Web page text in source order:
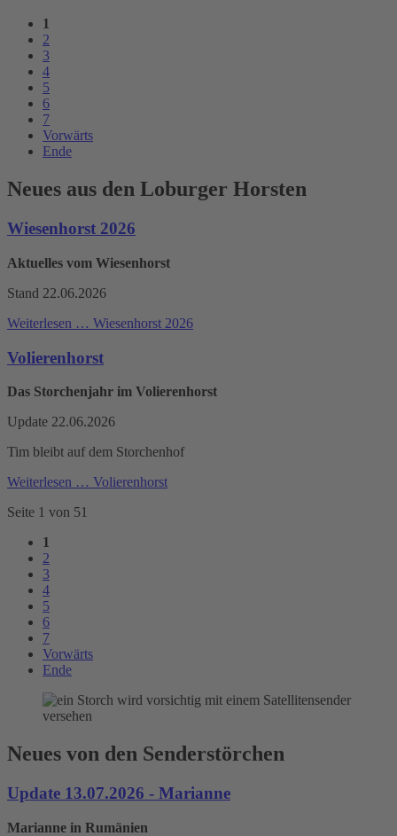
1
2
3
4
5
6
7
Vorwärts
Ende
Neues aus den Loburger Horsten
Wiesenhorst 2026
Aktuelles vom Wiesenhorst
Stand 22.06.2026
Weiterlesen … Wiesenhorst 2026
Volierenhorst
Das Storchenjahr im Volierenhorst
Update 22.06.2026
Tim bleibt auf dem Storchenhof
Weiterlesen … Volierenhorst
Seite 1 von 51
1
2
3
4
5
6
7
Vorwärts
Ende
Neues von den Senderstörchen
Update 13.07.2026 - Marianne
Marianne in Rumänien